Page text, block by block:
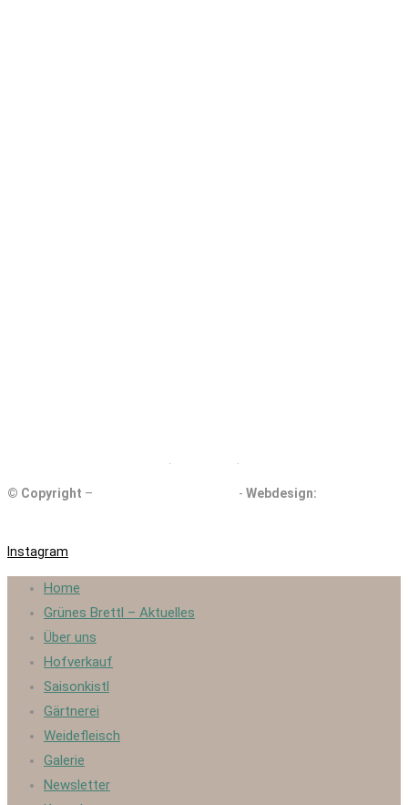
© Copyright – - Webdesign:
Instagram
Home
Grünes Brettl – Aktuelles
Über uns
Hofverkauf
Saisonkistl
Gärtnerei
Weidefleisch
Galerie
Newsletter